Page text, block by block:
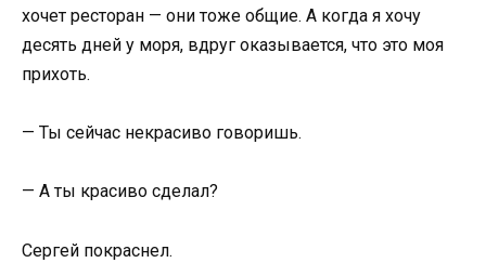
хочет ресторан — они тоже общие. А когда я хочу
десять дней у моря, вдруг оказывается, что это моя
прихоть.
— Ты сейчас некрасиво говоришь.
— А ты красиво сделал?
Сергей покраснел.